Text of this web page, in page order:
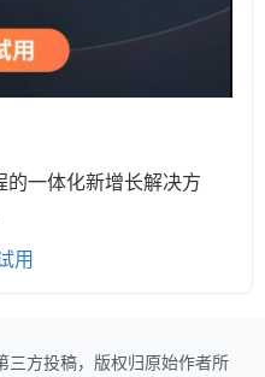
一体化新增长解决方
用
三方投稿，版权归原始作者所